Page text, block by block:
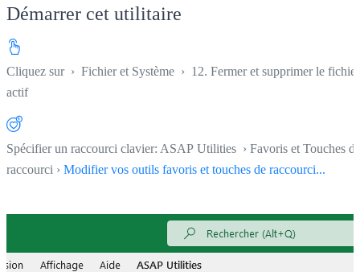
Démarrer cet utilitaire
Cliquez sur › Fichier et Système › 12. Fermer et supprimer le fichier
actif
Spécifier un raccourci clavier: ASAP Utilities › Favoris et Touches de
raccourci › Modifier vos outils favoris et touches de raccourci...